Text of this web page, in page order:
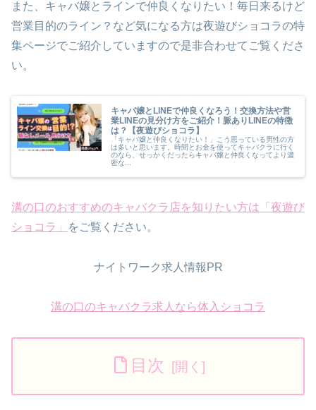
また、キャバ嬢とラインで仲良くなりたい！毎日来るけど
営業目的のライン？など気になる方は夜遊びショコラの特
集ページでご紹介していますので是非合わせてご覧くださ
い。
キャバ嬢とLINEで仲良くなろう！交換方法や営
業LINEの見分け方をご紹介！脈ありLINEの特徴
は？【夜遊びショコラ】
「キャバ嬢と仲良くなりたい！」こう思っている男性の方
は多いと思います。時間とお金を使ってキャバクラに行く
のなら、せっかくだったらキャバ嬢と仲良くなってより濃
密な...
溝の口のおすすめのキャバクラ店を知りたい方は「夜遊び
ショコラ」
をご覧ください。
ナイトワーク求人情報PR
溝の口のキャバクラ求人なら体入ショコラ
目次